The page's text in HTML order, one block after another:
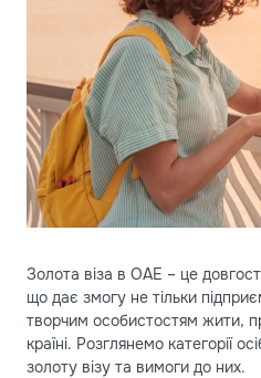
Золота віза в ОАЕ – це
що дає змогу не тільки
творчим особистостям жити,
країні. Розглянемо категорії
золоту візу та вимоги до них.